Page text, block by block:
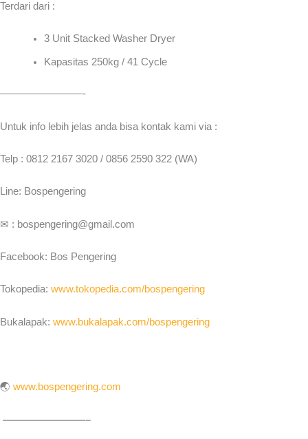
Terdari dari :
3 Unit Stacked Washer Dryer
Kapasitas 250kg / 41 Cycle
————————-
Untuk info lebih jelas anda bisa kontak kami via :
Telp : 0812 2167 3020 / 0856 2590 322 (WA)
Line: Bospengering
✉ : bospengering@gmail.com
Facebook: Bos Pengering
Tokopedia: www.tokopedia.com/bospengering
Bukalapak: www.bukalapak.com/bospengering
🌏 www.bospengering.com
————————–